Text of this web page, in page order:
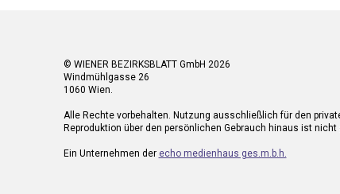
© WIENER BEZIRKSBLATT GmbH 2026
Windmühlgasse 26
1060 Wien.
Alle Rechte vorbehalten. Nutzung ausschließlich für den
Reproduktion über den persönlichen Gebrauch hinaus ist
Ein Unternehmen der echo medienhaus ges.m.b.h.